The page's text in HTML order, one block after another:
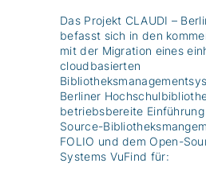
Das Projekt CLAUDI –
befasst sich in den
mit der Migration eines
cloudbasierten
Berliner
betriebsbereite
Source-
FOLIO und dem Open-
Systems VuFind für: